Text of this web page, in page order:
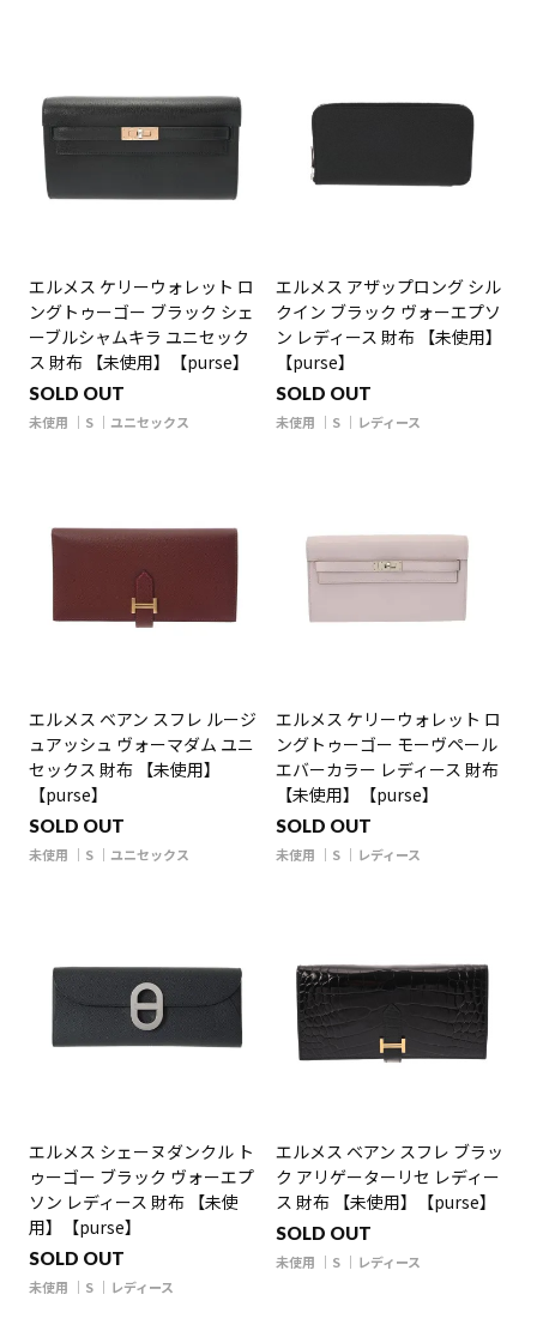
エルメス ケリーウォレット ロ
ングトゥーゴー ブラック シェ
ーブルシャムキラ ユニセック
ス 財布 【未使用】【purse】
SOLD OUT
未使用 S ユニセックス
エルメス アザップロング シル
クイン ブラック ヴォーエプソ
ン レディース 財布 【未使用】
【purse】
SOLD OUT
未使用 S レディース
エルメス ベアン スフレ ルージ
ュアッシュ ヴォーマダム ユニ
セックス 財布 【未使用】
【purse】
SOLD OUT
未使用 S ユニセックス
エルメス ケリーウォレット ロ
ングトゥーゴー モーヴペール
エバーカラー レディース 財布
【未使用】【purse】
SOLD OUT
未使用 S レディース
エルメス シェーヌダンクル ト
ゥーゴー ブラック ヴォーエプ
ソン レディース 財布 【未使
用】【purse】
SOLD OUT
未使用 S レディース
エルメス ベアン スフレ ブラッ
ク アリゲーターリセ レディー
ス 財布 【未使用】【purse】
SOLD OUT
未使用 S レディース